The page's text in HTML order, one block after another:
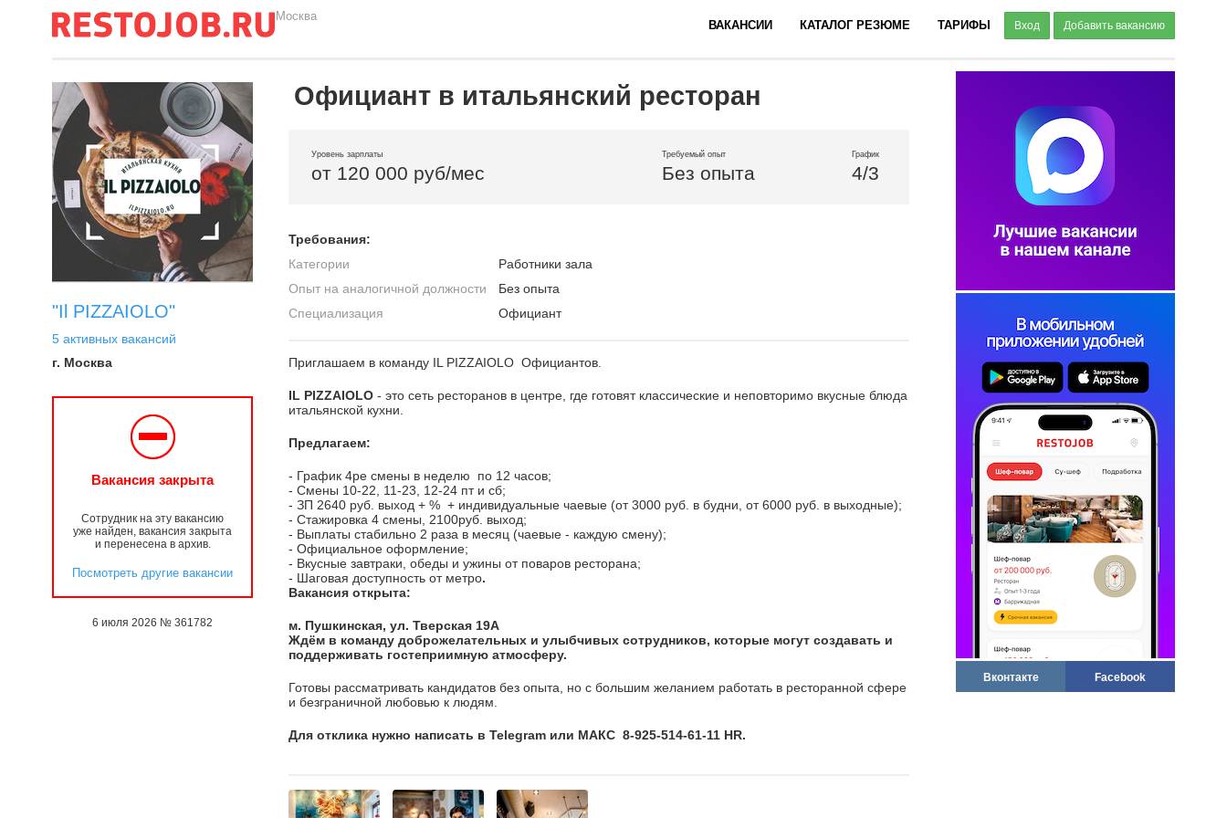
Москва
ВАКАНСИИ КАТАЛОГ РЕЗЮМЕ ТАРИФЫ Вход Добавить вакансию
Вконтакте Facebook
"Il PIZZAIOLO"
5 активных вакансий
г. Москва
Вакансия закрыта
Сотрудник на эту вакансию
уже найден, вакансия закрыта
и перенесена в архив.
Посмотреть другие вакансии
6 июля 2026 № 361782
Официант в итальянский ресторан
Уровень зарплаты
от 120 000 руб/мес
Требуемый опыт
Без опыта
График
4/3
Требования:
Категории
Работники зала
Опыт на аналогичной должности
Без опыта
Специализация
Официант
Приглашаем в команду IL PIZZAIOLO Официантов.
IL PIZZAIOLO - это сеть ресторанов в центре, где готовят классические и неповторимо вкусные блюда
итальянской кухни.
Предлагаем:
- График 4ре смены в неделю по 12 часов;
- Смены 10-22, 11-23, 12-24 пт и сб;
- ЗП 2640 руб. выход + % + индивидуальные чаевые (от 3000 руб. в будни, от 6000 руб. в выходные);
- Стажировка 4 смены, 2100руб. выход;
- Выплаты стабильно 2 раза в месяц (чаевые - каждую смену);
- Официальное оформление;
- Вкусные завтраки, обеды и ужины от поваров ресторана;
- Шаговая доступность от метро.
​Вакансия открыта:
м. Пушкинская, ул. Тверская 19А
Ждём в команду доброжелательных и улыбчивых сотрудников, которые могут создавать и
поддерживать гостеприимную атмосферу.
Готовы рассматривать кандидатов без опыта, но с большим желанием работать в ресторанной сфере
и безграничной любовью к людям.
Для отклика нужно написать в Telegram или МАКС 8-925-514-61-11 HR.